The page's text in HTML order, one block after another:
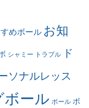
めボール お知
シャミー トラブル
ド
ソナルレッス
ボール ボール ボ